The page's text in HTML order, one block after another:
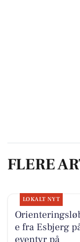
FLERE
LOKALT NYT
e fra Esbjerg
eventyr på